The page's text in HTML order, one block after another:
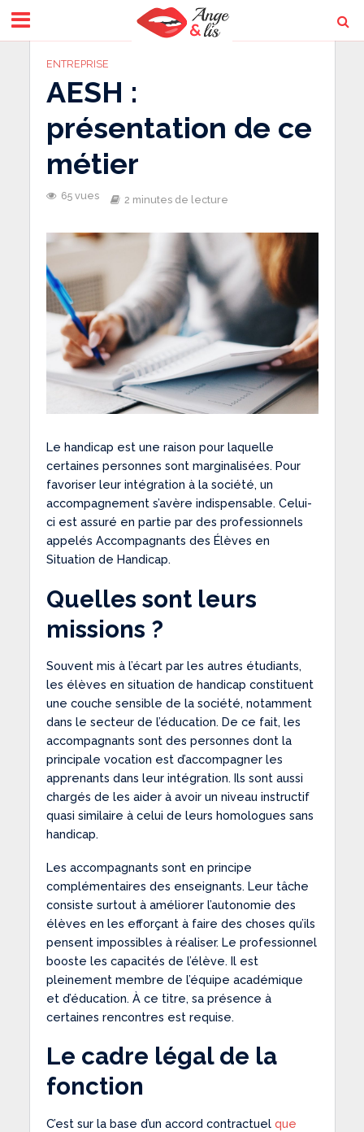
ENTREPRISE
AESH :
présentation de ce
métier
65 vues 2 minutes de lecture
Le handicap est une raison pour laquelle
certaines personnes sont marginalisées. Pour
favoriser leur intégration à la société, un
accompagnement s’avère indispensable. Celui-
ci est assuré en partie par des professionnels
appelés Accompagnants des Élèves en
Situation de Handicap.
Quelles sont leurs
missions ?
Souvent mis à l’écart par les autres étudiants,
les élèves en situation de handicap constituent
une couche sensible de la société, notamment
dans le secteur de l’éducation. De ce fait, les
accompagnants sont des personnes dont la
principale vocation est d’accompagner les
apprenants dans leur intégration. Ils sont aussi
chargés de les aider à avoir un niveau instructif
quasi similaire à celui de leurs homologues sans
handicap.
Les accompagnants sont en principe
complémentaires des enseignants. Leur tâche
consiste surtout à améliorer l’autonomie des
élèves en les efforçant à faire des choses qu’ils
pensent impossibles à réaliser. Le professionnel
booste les capacités de l’élève. Il est
pleinement membre de l’équipe académique
et d’éducation. À ce titre, sa présence à
certaines rencontres est requise.
Le cadre légal de la
fonction
C’est sur la base d’un accord contractuel que